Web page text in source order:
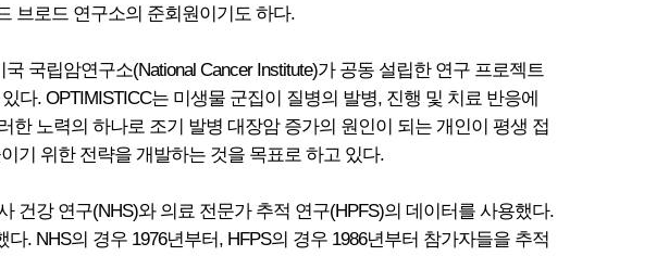
브로드 연구소의 준회원이기도 하다.
국립암연구소(National Cancer Institute)가 공동 설립한 연구 프로젝트
다. OPTIMISTICC는 미생물 군집이 질병의 발병, 진행 및 치료 반응에
노력의 하나로 조기 발병 대장암 증가의 원인이 되는 개인이 평생 접
기 위한 전략을 개발하는 것을 목표로 하고 있다.
강 연구(NHS)와 의료 전문가 추적 연구(HPFS)의 데이터를 사용했다.
. NHS의 경우 1976년부터, HFPS의 경우 1986년부터 참가자들을 추적